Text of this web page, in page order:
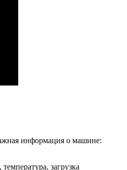
информация о машине:
загрузка